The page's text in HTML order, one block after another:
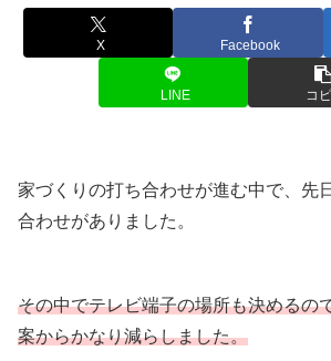
X Facebook
LINE コ
家づくりの打ち合わせが進む中で、先
合わせがありました。
その中でテレビ端子の場所も決めるの
案からかなり減らしました。